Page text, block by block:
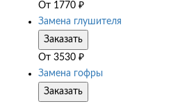
От 1770 ₽
Замена глушителя
Заказать
От 3530 ₽
Замена гофры
Заказать